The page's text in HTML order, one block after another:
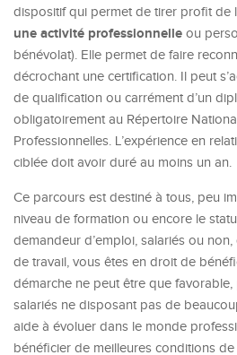
dispositif qui permet de tirer profit de
une activité professionnelle ou
bénévolat). Elle permet de faire
décrochant une certification. Il peut
de qualification ou carrément d’un
obligatoirement au Répertoire
Professionnelles. L’expérience en
ciblée doit avoir duré au moins un an.
Ce parcours est destiné à tous, peu
niveau de formation ou encore le
demandeur d’emploi, salariés ou
de travail, vous êtes en droit de
démarche ne peut être que
salariés ne disposant pas de
aide à évoluer dans le monde
bénéficier de meilleures conditions de